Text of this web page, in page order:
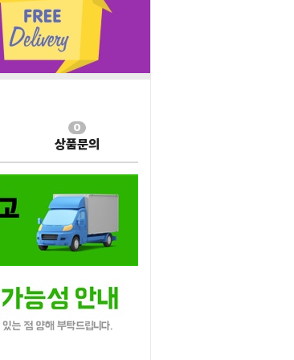
상품문의
0